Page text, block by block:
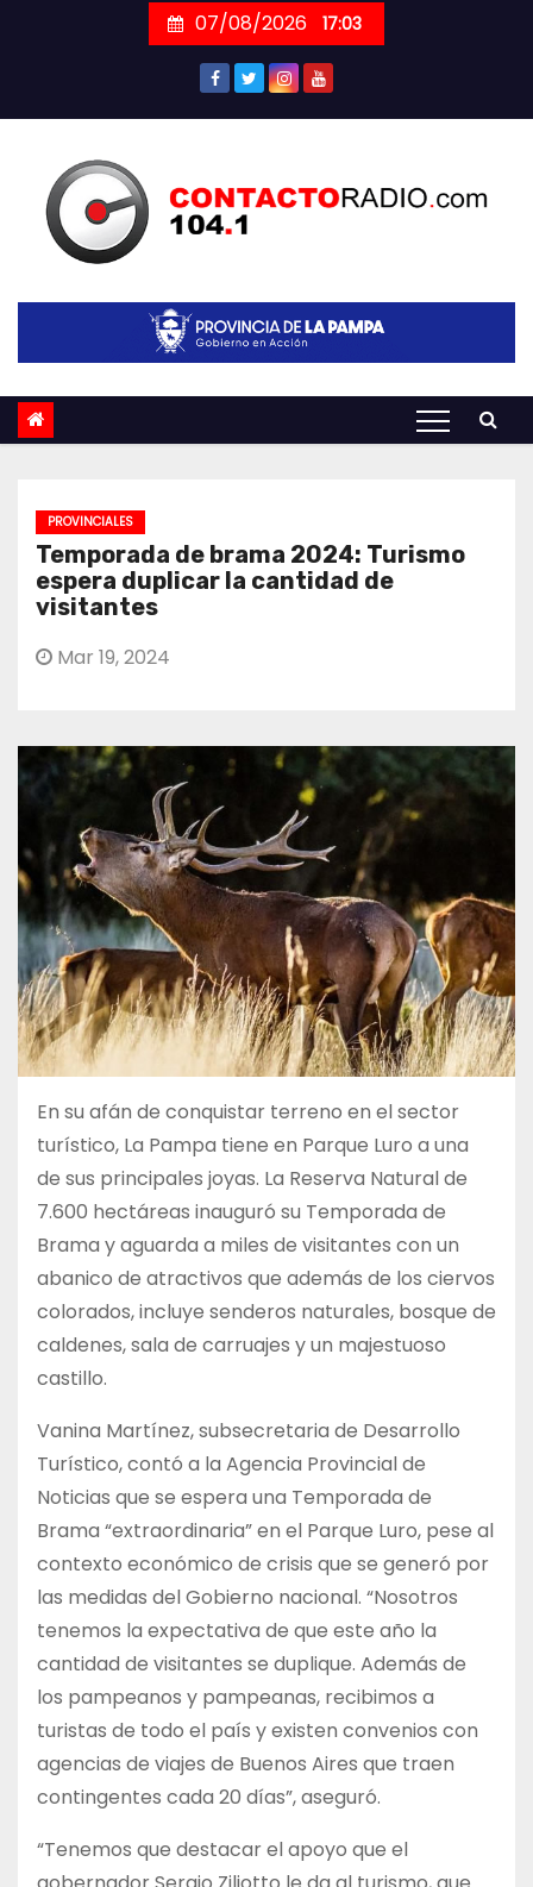
07/08/2026 17:03
PROVINCIALES
Temporada de brama 2024: Turismo
espera duplicar la cantidad de
visitantes
Mar 19, 2024
En su afán de conquistar terreno en el sector
turístico, La Pampa tiene en Parque Luro a una
de sus principales joyas. La Reserva Natural de
7.600 hectáreas inauguró su Temporada de
Brama y aguarda a miles de visitantes con un
abanico de atractivos que además de los ciervos
colorados, incluye senderos naturales, bosque de
caldenes, sala de carruajes y un majestuoso
castillo.
Vanina Martínez, subsecretaria de Desarrollo
Turístico, contó a la Agencia Provincial de
Noticias que se espera una Temporada de
Brama “extraordinaria” en el Parque Luro, pese al
contexto económico de crisis que se generó por
las medidas del Gobierno nacional. “Nosotros
tenemos la expectativa de que este año la
cantidad de visitantes se duplique. Además de
los pampeanos y pampeanas, recibimos a
turistas de todo el país y existen convenios con
agencias de viajes de Buenos Aires que traen
contingentes cada 20 días”, aseguró.
“Tenemos que destacar el apoyo que el